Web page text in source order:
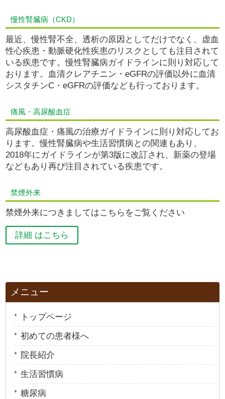
慢性腎臓病（CKD）
最近、慢性腎不全、透析の原因としてだけでなく、虚血
性心疾患・動脈硬化性疾患のリスクとしても注目されて
いる疾患です。慢性腎臓病ガイドラインに則り対応して
おります。血清クレアチニン・eGFRの評価以外に血清
シスタチンC・eGFRの評価なども行っております。
痛風・高尿酸血症
高尿酸血症・痛風の治療ガイドラインに則り対応してお
ります。慢性腎臓病や生活習慣病との関連もあり、
2018年にガイドラインが第3版に改訂され、新薬の登場
などもあり再び注目されている疾患です。
禁煙外来
禁煙外来につきましてはこちらをご覧ください
詳細 はこちら
メニュー
トップページ
初めての患者様へ
院長紹介
生活習慣病
糖尿病